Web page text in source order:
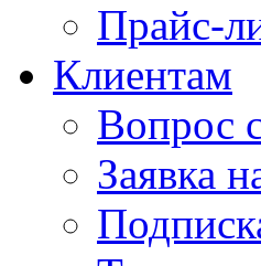
Прайс-
Клиентам
Вопрос
Заявка